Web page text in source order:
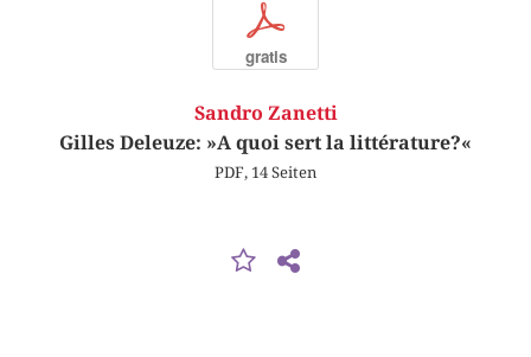
p
gratis
Sandro Zanetti
Gilles Deleuze: »A quoi sert la littérature?«
PDF, 14 Seiten